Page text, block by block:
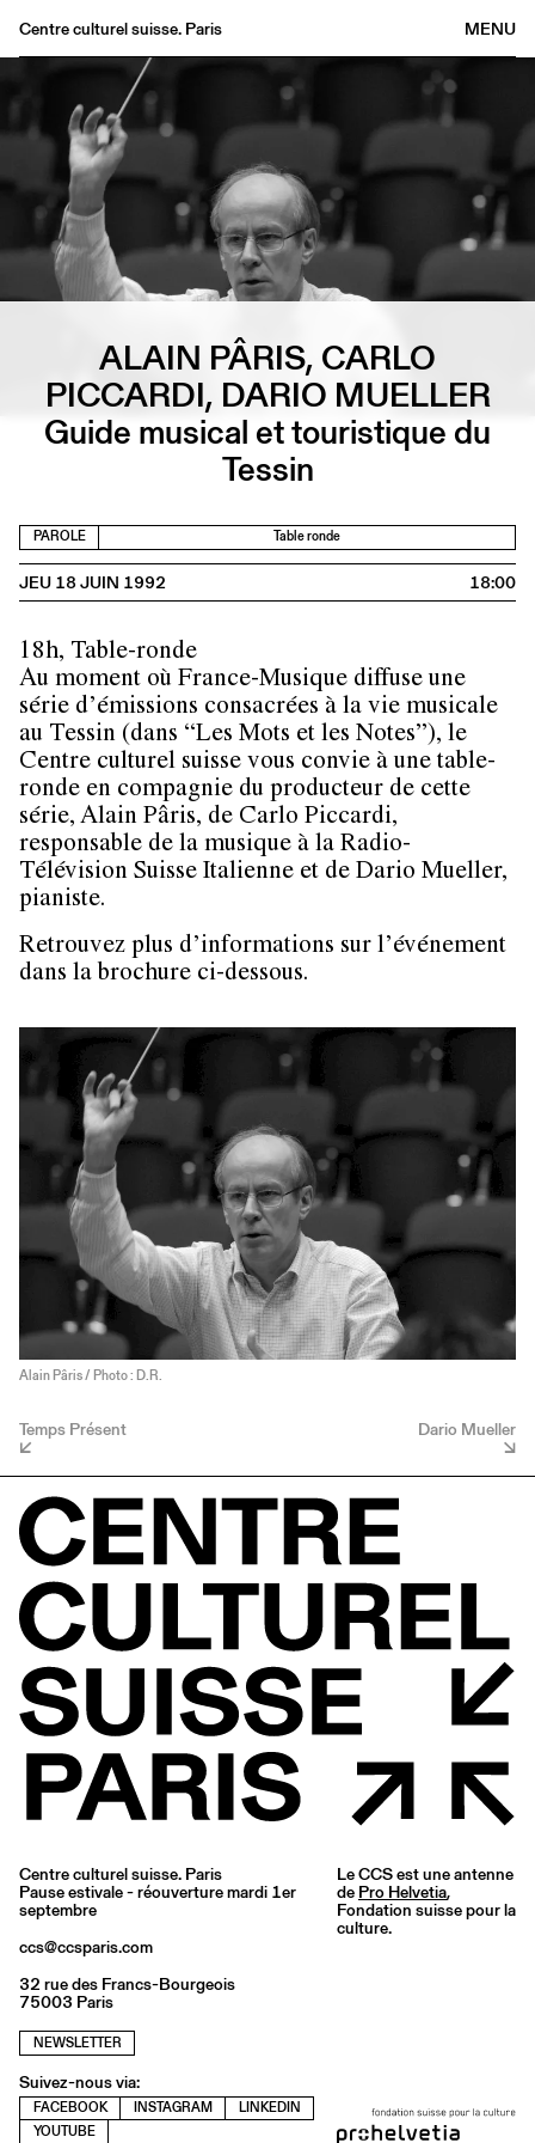
MENU
Centre culturel suisse. Paris
Librairie
Buvette
Archives
Médiathèque
Éditions
Informations
ALAIN PÂRIS, CARLO
PICCARDI, DARIO MUELLER
Guide musical et touristique du
Tessin
PAROLE Table ronde
JEU 18 JUIN 1992 18:00
18h, Table-ronde
Au moment où France-Musique diffuse une
série d’émissions consacrées à la vie musicale
au Tessin (dans “Les Mots et les Notes”), le
Centre culturel suisse vous convie à une table-
ronde en compagnie du producteur de cette
série, Alain Pâris, de Carlo Piccardi,
responsable de la musique à la Radio-
Télévision Suisse Italienne et de Dario Mueller,
pianiste.
Retrouvez plus d’informations sur l’événement
dans la brochure ci-dessous.
Alain Pâris / Photo : D.R.
Temps Présent Dario Mueller
Centre culturel suisse. Paris
Pause estivale - réouverture mardi 1er
septembre
ccs@ccsparis.com
32 rue des Francs-Bourgeois
75003 Paris
NEWSLETTER
Suivez-nous via:
FACEBOOK INSTAGRAM
LINKEDIN
YOUTUBE
Le CCS est une antenne
de Pro Helvetia,
Fondation suisse pour la
culture.